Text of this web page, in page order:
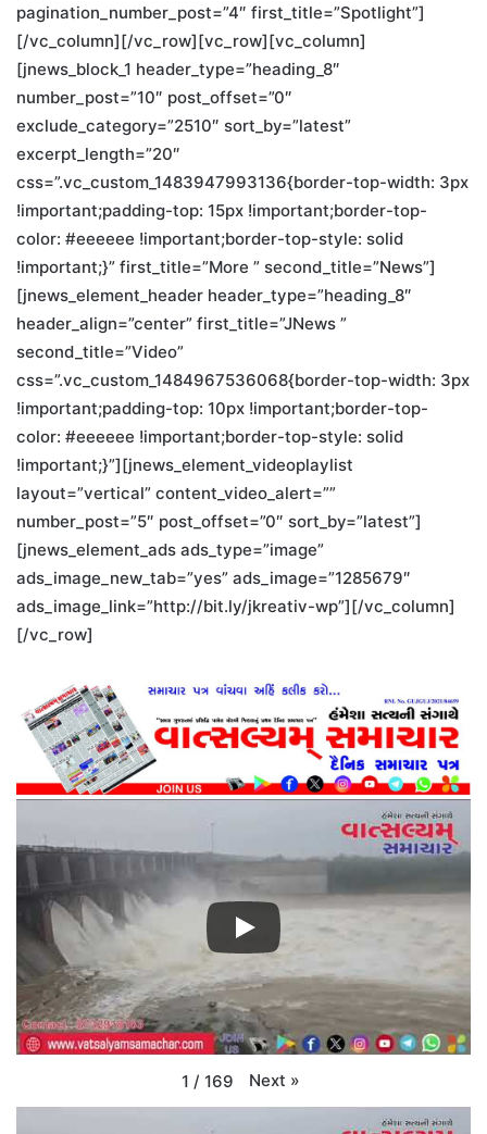
pagination_number_post=”4″ first_title=”Spotlight”]
[/vc_column][/vc_row][vc_row][vc_column]
[jnews_block_1 header_type=”heading_8″
number_post=”10″ post_offset=”0″
exclude_category=”2510″ sort_by=”latest”
excerpt_length=”20″
css=”.vc_custom_1483947993136{border-top-width: 3px
!important;padding-top: 15px !important;border-top-
color: #eeeeee !important;border-top-style: solid
!important;}” first_title=”More ” second_title=”News”]
[jnews_element_header header_type=”heading_8″
header_align=”center” first_title=”JNews ”
second_title=”Video”
css=”.vc_custom_1484967536068{border-top-width: 3px
!important;padding-top: 10px !important;border-top-
color: #eeeeee !important;border-top-style: solid
!important;}”][jnews_element_videoplaylist
layout=”vertical” content_video_alert=””
number_post=”5″ post_offset=”0″ sort_by=”latest”]
[jnews_element_ads ads_type=”image”
ads_image_new_tab=”yes” ads_image=”1285679″
ads_image_link=”http://bit.ly/jkreativ-wp”][/vc_column]
[/vc_row]
1 / 169 Next »